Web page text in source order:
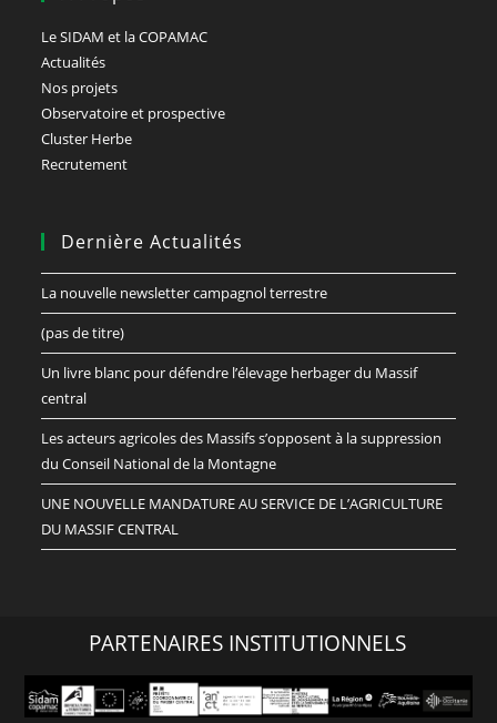
Le SIDAM et la COPAMAC
Actualités
Nos projets
Observatoire et prospective
Cluster Herbe
Recrutement
Dernière Actualités
La nouvelle newsletter campagnol terrestre
(pas de titre)
Un livre blanc pour défendre l’élevage herbager du Massif
central
Les acteurs agricoles des Massifs s’opposent à la suppression
du Conseil National de la Montagne
UNE NOUVELLE MANDATURE AU SERVICE DE L’AGRICULTURE
DU MASSIF CENTRAL
PARTENAIRES INSTITUTIONNELS